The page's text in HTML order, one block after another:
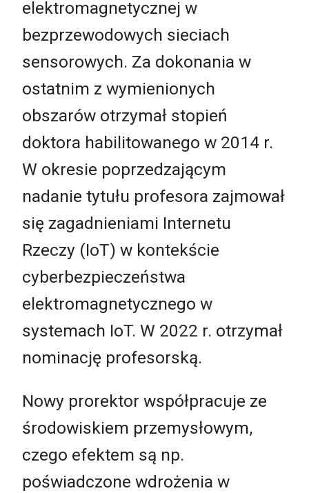
elektromagnetycznej w
bezprzewodowych sieciach
sensorowych. Za dokonania w
ostatnim z wymienionych
obszarów otrzymał stopień
doktora habilitowanego w 2014 r.
W okresie poprzedzającym
nadanie tytułu profesora zajmował
się zagadnieniami Internetu
Rzeczy (IoT) w kontekście
cyberbezpieczeństwa
elektromagnetycznego w
systemach IoT. W 2022 r. otrzymał
nominację profesorską.
Nowy prorektor współpracuje ze
środowiskiem przemysłowym,
czego efektem są np.
poświadczone wdrożenia w